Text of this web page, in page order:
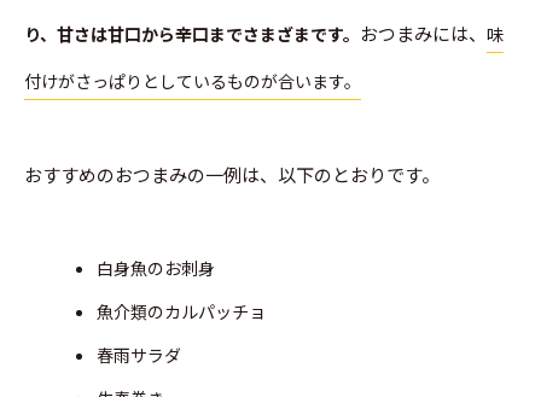
り、甘さは甘口から辛口までさまざまです。 おつまみには、 味
付けがさっぱりとしているものが合います。
おすすめのおつまみの一例は、以下のとおりです。
白身魚のお刺身
魚介類のカルパッチョ
春雨サラダ